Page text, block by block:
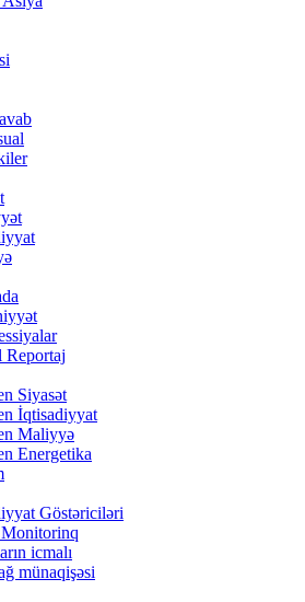
Reportaj
Siyasət
İqtisadiyyat
Maliyyə
Energetika
Göstəriciləri
Monitorinq
icmalı
münaqişəsi